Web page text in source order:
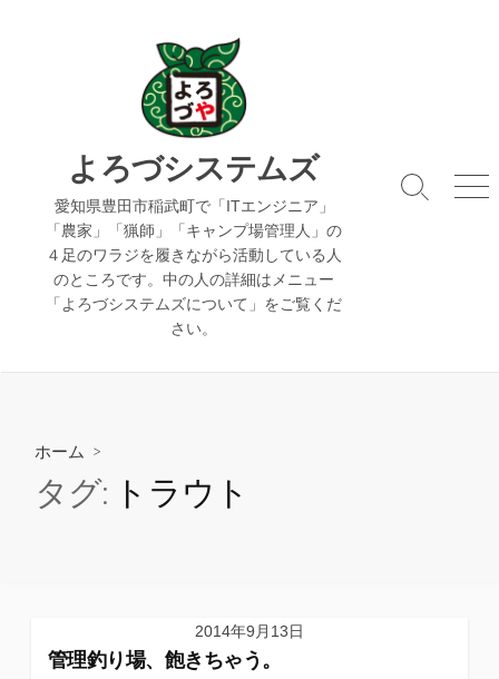
よろづシステムズ
愛知県豊田市稲武町で「ITエンジニア」
「農家」「猟師」「キャンプ場管理人」の
４足のワラジを履きながら活動している人
のところです。中の人の詳細はメニュー
「よろづシステムズについて」をご覧くだ
さい。
検
メ
ホーム >
タグ: トラウト
2014年9月13日
管理釣り場、飽きちゃう。